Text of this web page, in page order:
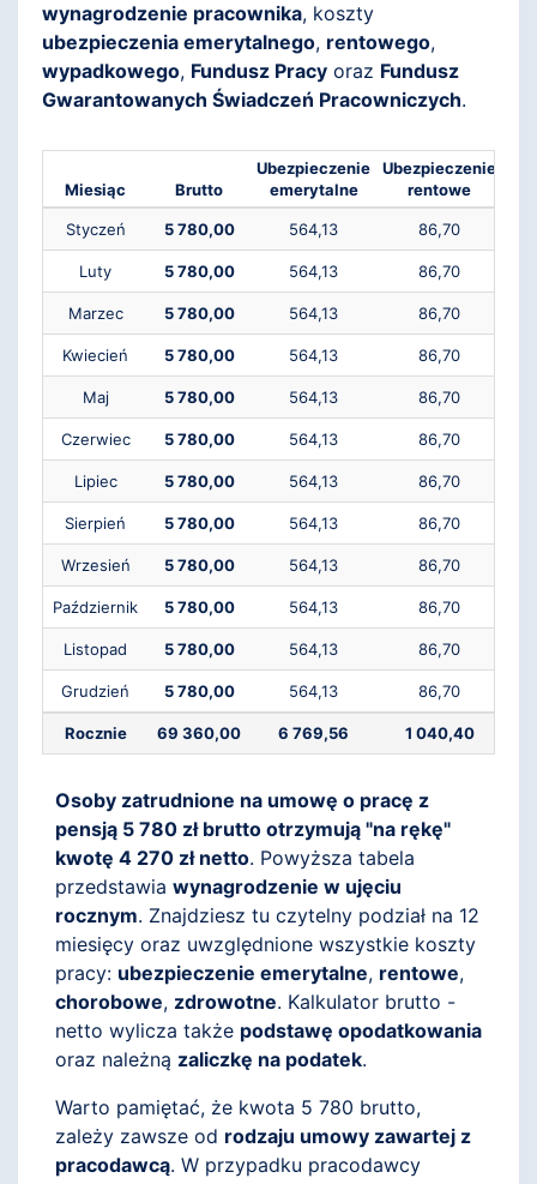
wynagrodzenie pracownika, koszty
ubezpieczenia emerytalnego, rentowego,
wypadkowego, Fundusz Pracy oraz Fundusz
Gwarantowanych Świadczeń Pracowniczych.
Miesiąc Brutto
Ubezpieczenie
emerytalne
Ubezpieczenie
rentowe
Styczeń 5 780,00 564,13 86,70
Luty 5 780,00 564,13 86,70
Marzec 5 780,00 564,13 86,70
Kwiecień 5 780,00 564,13 86,70
Maj 5 780,00 564,13 86,70
Czerwiec 5 780,00 564,13 86,70
Lipiec 5 780,00 564,13 86,70
Sierpień 5 780,00 564,13 86,70
Wrzesień 5 780,00 564,13 86,70
Październik 5 780,00 564,13 86,70
Listopad 5 780,00 564,13 86,70
Grudzień 5 780,00 564,13 86,70
Rocznie 69 360,00 6 769,56 1 040,40
Osoby zatrudnione na umowę o pracę z
pensją 5 780 zł brutto otrzymują "na rękę"
kwotę 4 270 zł netto. Powyższa tabela
przedstawia wynagrodzenie w ujęciu
rocznym. Znajdziesz tu czytelny podział na 12
miesięcy oraz uwzględnione wszystkie koszty
pracy: ubezpieczenie emerytalne, rentowe,
chorobowe, zdrowotne. Kalkulator brutto -
netto wylicza także podstawę opodatkowania
oraz należną zaliczkę na podatek.
Warto pamiętać, że kwota 5 780 brutto,
zależy zawsze od rodzaju umowy zawartej z
pracodawcą. W przypadku pracodawcy